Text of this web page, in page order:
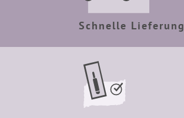
Schnelle Lieferung